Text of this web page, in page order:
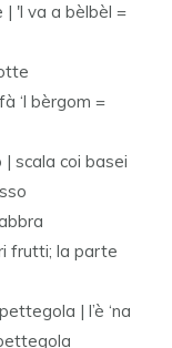
| 'l va a bèlbèl =
‘l bèrgom =
| scala coi basei
frutti; la parte
| l’è ‘na